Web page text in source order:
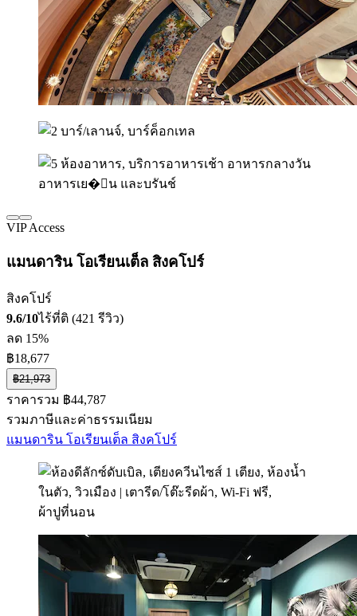
VIP Access
แมนดาริน โอเรียนเต็ล สิงคโปร์
สิงคโปร์
9.6/10ไร้ที่ติ (421 รีวิว)
ลด 15%
฿18,677
฿21,973
ราคารวม ฿44,787
รวมภาษีและค่าธรรมเนียม
แมนดาริน โอเรียนเต็ล สิงคโปร์